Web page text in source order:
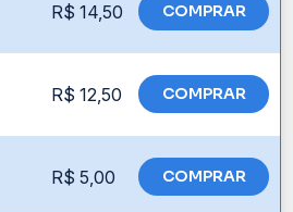
R$ 14,50 COMPRAR
R$ 12,50 COMPRAR
R$ 5,00 COMPRAR